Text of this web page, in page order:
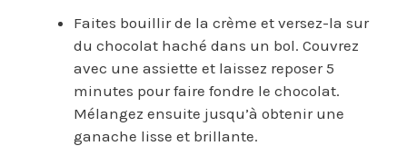
Faites bouillir de la crème et versez-la sur
du chocolat haché dans un bol. Couvrez
avec une assiette et laissez reposer 5
minutes pour faire fondre le chocolat.
Mélangez ensuite jusqu’à obtenir une
ganache lisse et brillante.